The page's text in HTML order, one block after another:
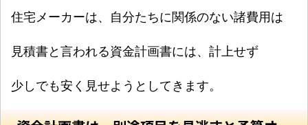
住宅メーカーは、自分たちに関係のない諸費用は
見積書と言われる資金計画書には、計上せず
少しでも安く見せようとしてきます。